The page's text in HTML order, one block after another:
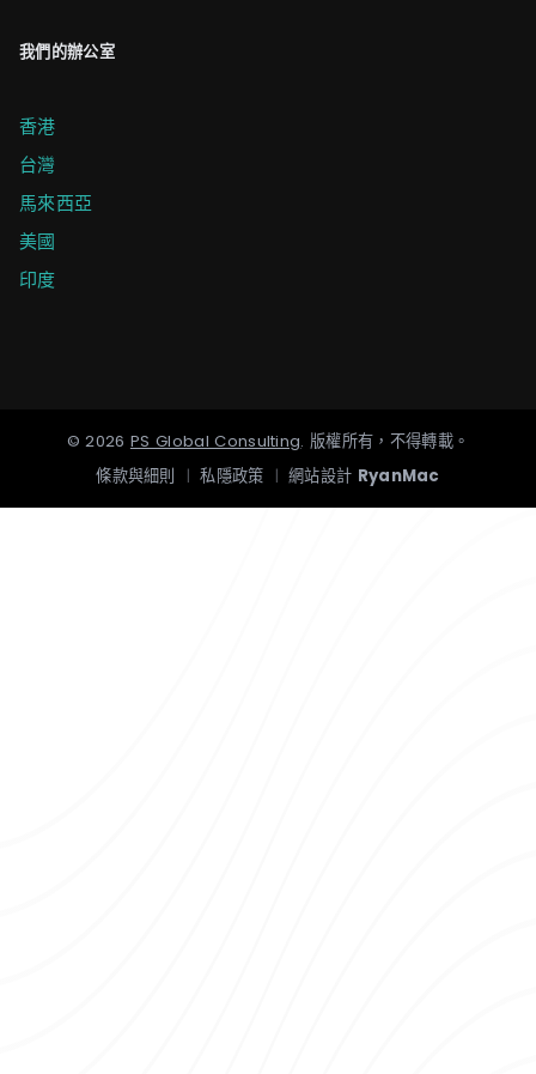
我們的辦公室
香港
台灣
馬來西亞
美國
印度
©2026 PS Global Consulting.版權所有，不得轉載。
條款與細則
| 私隱政策 | 網站設計 RyanMac